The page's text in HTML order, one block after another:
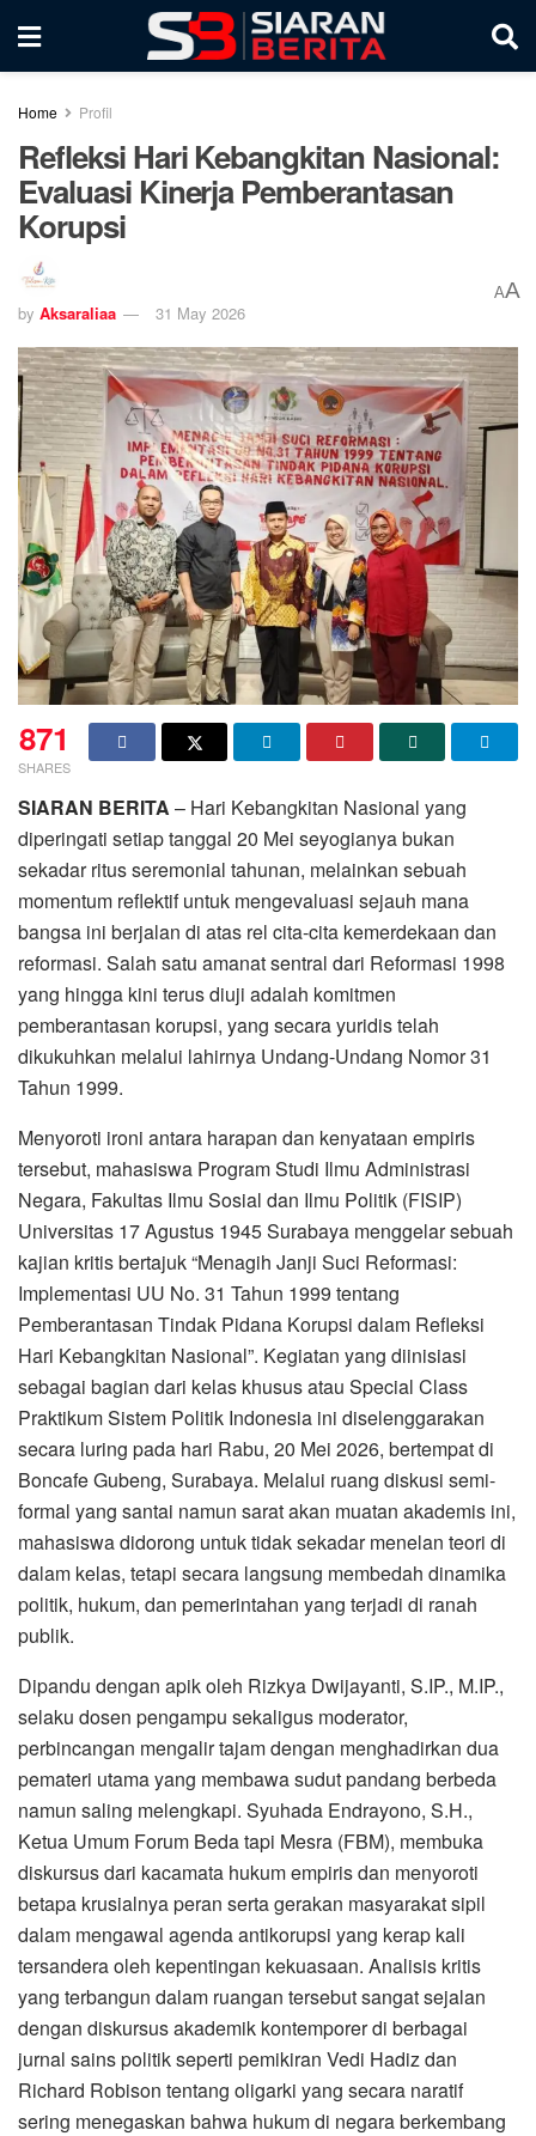
Home Profil
Refleksi Hari Kebangkitan Nasional:
Evaluasi Kinerja Pemberantasan
Korupsi
by Aksaraliaa 31 May 2026
AA
871
SHARES
SIARAN BERITA – Hari Kebangkitan Nasional yang
diperingati setiap tanggal 20 Mei seyogianya bukan
sekadar ritus seremonial tahunan, melainkan sebuah
momentum reflektif untuk mengevaluasi sejauh mana
bangsa ini berjalan di atas rel cita-cita kemerdekaan dan
reformasi. Salah satu amanat sentral dari Reformasi 1998
yang hingga kini terus diuji adalah komitmen
pemberantasan korupsi, yang secara yuridis telah
dikukuhkan melalui lahirnya Undang-Undang Nomor 31
Tahun 1999.
Menyoroti ironi antara harapan dan kenyataan empiris
tersebut, mahasiswa Program Studi Ilmu Administrasi
Negara, Fakultas Ilmu Sosial dan Ilmu Politik (FISIP)
Universitas 17 Agustus 1945 Surabaya menggelar sebuah
kajian kritis bertajuk “Menagih Janji Suci Reformasi:
Implementasi UU No. 31 Tahun 1999 tentang
Pemberantasan Tindak Pidana Korupsi dalam Refleksi
Hari Kebangkitan Nasional”. Kegiatan yang diinisiasi
sebagai bagian dari kelas khusus atau Special Class
Praktikum Sistem Politik Indonesia ini diselenggarakan
secara luring pada hari Rabu, 20 Mei 2026, bertempat di
Boncafe Gubeng, Surabaya. Melalui ruang diskusi semi-
formal yang santai namun sarat akan muatan akademis ini,
mahasiswa didorong untuk tidak sekadar menelan teori di
dalam kelas, tetapi secara langsung membedah dinamika
politik, hukum, dan pemerintahan yang terjadi di ranah
publik.
Dipandu dengan apik oleh Rizkya Dwijayanti, S.IP., M.IP.,
selaku dosen pengampu sekaligus moderator,
perbincangan mengalir tajam dengan menghadirkan dua
pemateri utama yang membawa sudut pandang berbeda
namun saling melengkapi. Syuhada Endrayono, S.H.,
Ketua Umum Forum Beda tapi Mesra (FBM), membuka
diskursus dari kacamata hukum empiris dan menyoroti
betapa krusialnya peran serta gerakan masyarakat sipil
dalam mengawal agenda antikorupsi yang kerap kali
tersandera oleh kepentingan kekuasaan. Analisis kritis
yang terbangun dalam ruangan tersebut sangat sejalan
dengan diskursus akademik kontemporer di berbagai
jurnal sains politik seperti pemikiran Vedi Hadiz dan
Richard Robison tentang oligarki yang secara naratif
sering menegaskan bahwa hukum di negara berkembang